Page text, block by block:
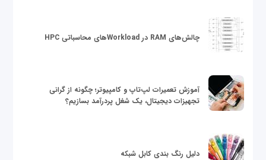
چالش‌های RAM در Workloadهای محاسباتی HPC
آموزش تعمیرات لپ‌تاپ و کامپیوتر؛ چگونه از گرانی
تجهیزات دیجیتال، یک شغل پردرآمد بسازیم؟
دلیل رنگ بندی کابل شبکه